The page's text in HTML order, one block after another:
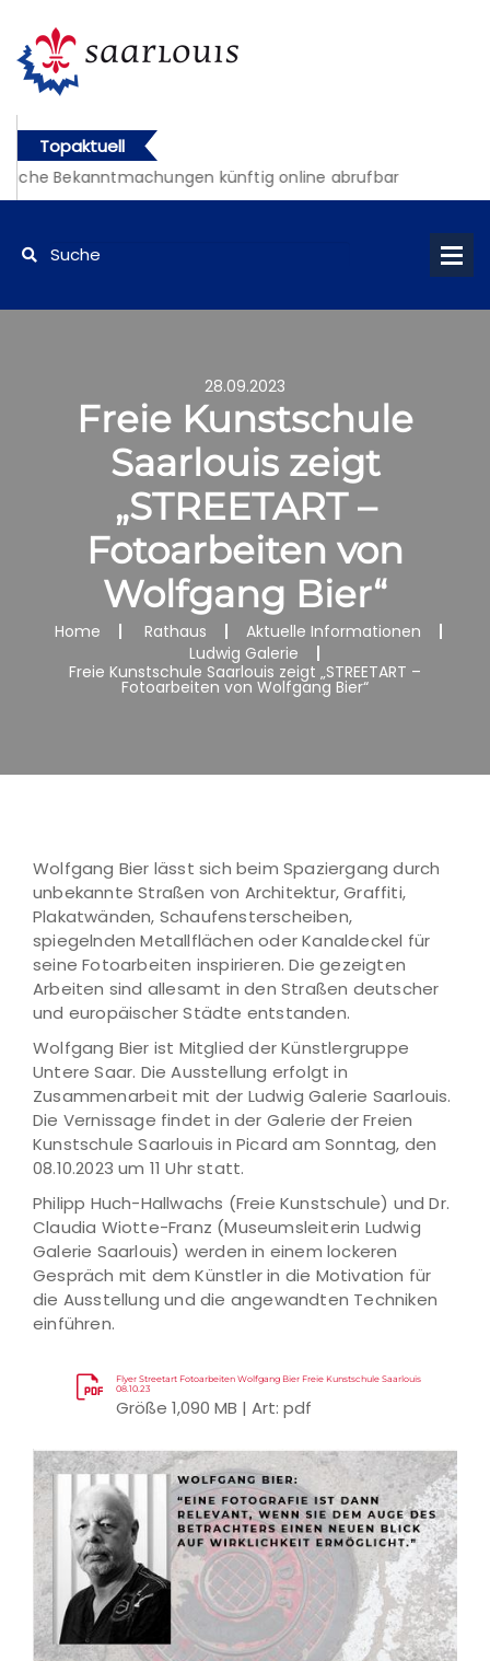
Topaktuell
Bekanntmachungen künftig online abrufbar
28.09.2023
Freie Kunstschule
Saarlouis zeigt
„STREETART –
Fotoarbeiten von
Wolfgang Bier“
Home Rathaus
Aktuelle Informationen
Ludwig Galerie
Freie Kunstschule Saarlouis zeigt „STREETART –
Fotoarbeiten von Wolfgang Bier“
Wolfgang Bier lässt sich beim Spaziergang durch
unbekannte Straßen von Architektur, Graffiti,
Plakatwänden, Schaufensterscheiben,
spiegelnden Metallflächen oder Kanaldeckel für
seine Fotoarbeiten inspirieren. Die gezeigten
Arbeiten sind allesamt in den Straßen deutscher
und europäischer Städte entstanden.
Wolfgang Bier ist Mitglied der Künstlergruppe
Untere Saar. Die Ausstellung erfolgt in
Zusammenarbeit mit der Ludwig Galerie Saarlouis.
Die Vernissage findet in der Galerie der Freien
Kunstschule Saarlouis in Picard am Sonntag, den
08.10.2023 um 11 Uhr statt.
Philipp Huch-Hallwachs (Freie Kunstschule) und Dr.
Claudia Wiotte-Franz (Museumsleiterin Ludwig
Galerie Saarlouis) werden in einem lockeren
Gespräch mit dem Künstler in die Motivation für
die Ausstellung und die angewandten Techniken
einführen.
Flyer Streetart Fotoarbeiten Wolfgang Bier Freie Kunstschule Saarlouis
08.10.23
Größe 1,090 MB | Art: pdf